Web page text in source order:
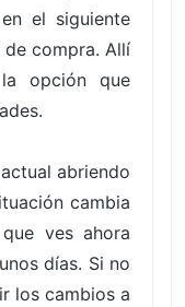
el siguiente
compra. Allí
opción que
abriendo
cambia
ves ahora
días. Si no
los cambios a